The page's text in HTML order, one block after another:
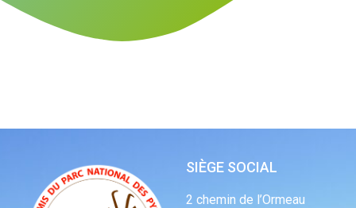
SIÈGE SOCIAL
2 chemin de l’Ormeau